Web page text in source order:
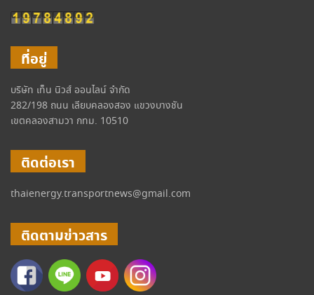
ที่อยู่
บริษัท เท็น นิวส์ ออนไลน์ จำกัด
282/198 ถนน เลียบคลองสอง แขวงบางชัน
เขตคลองสามวา กทม. 10510
ติดต่อเรา
thaienergy.transportnews@gmail.com
ติดตามข่าวสาร